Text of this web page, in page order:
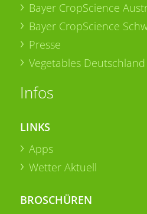
Bayer CropScience
Bayer CropScience
Presse
Vegetables Deutschland
Infos
LINKS
Apps
Wetter Aktuell
BROSCHÜREN